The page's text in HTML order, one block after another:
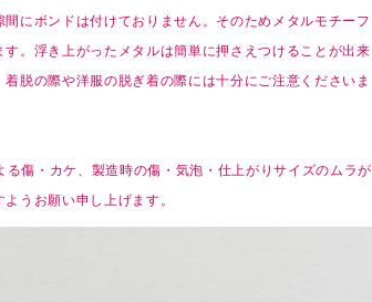
にボンドは付けておりません。そのためメタルモチーフ
。浮き上がったメタルは簡単に押さえつけることが出来
脱の際や洋服の脱ぎ着の際には十分にご注意くださいま
傷・カケ、製造時の傷・気泡・仕上がりサイズのムラが
うお願い申し上げます。